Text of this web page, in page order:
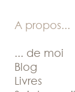
A propos...
... de moi
Blog
Livres